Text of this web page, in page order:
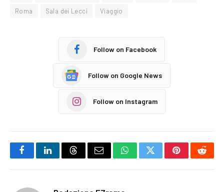
Roma
Sala dei Lecci Viaggio
Follow on Facebook
Follow on Google News
Follow on Instagram
FacebookLinkedInThreadsEmail WhatsAppTwitterPinterest